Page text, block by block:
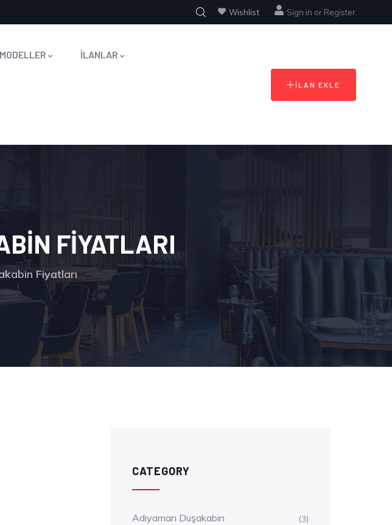
Wishlist Sign in or Register
MODELLER İLANLAR
İLAN EKLE
FIYATLARI
Fiyatları
CATEGORY
Adıyaman Duşakabin (3)